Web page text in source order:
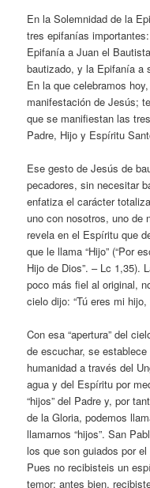
En la Solemnidad de la
tres epifanías
Epifanía a Juan el
bautizado, y la Epifanía a
En la que celebramos
manifestación de Jesús;
que se manifiestan las
Padre, Hijo y Espíritu
Ese gesto de Jesús de
pecadores, sin necesitar
enfatiza el carácter
uno con nosotros, uno de
revela en el Espíritu que
que le llama “Hijo” (“Por
Hijo de Dios”. – Lc 1,35).
poco más fiel al original,
cielo dijo: “Tú eres mi
Con esa “apertura” del
de escuchar, se
humanidad a través del
agua y del Espíritu por
“hijos” del Padre y, por
de la Gloria, podemos
llamarnos “hijos”. San
los que son guiados por
Pues no recibisteis un
temor; antes bien,